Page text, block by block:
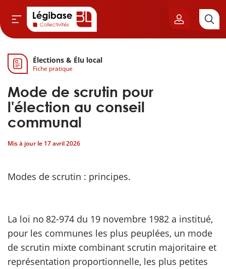
& Cimetières
& Élu local
& Finances locales
Élections & Élu local
Fiche pratique
Mode de scrutin pour
l'élection au conseil
communal
Mis à jour le 17 avril 2026
Modes de scrutin : principes.
La loi no 82-974 du 19 novembre 1982 a institué,
pour les communes les plus peuplées, un mode
de scrutin mixte combinant scrutin majoritaire et
représentation proportionnelle, les plus petites